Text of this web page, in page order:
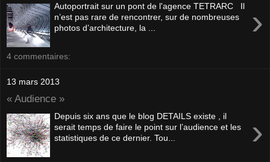
›
Autoportrait sur un pont de l'agence TETRARC Il
n’est pas rare de rencontrer, sur de nombreuses
photos d’architecture, la ...
4 commentaires:
13 mars 2013
« Audience »
›
Depuis six ans que le blog DETAILS existe , il
serait temps de faire le point sur l’audience et les
statistiques de ce dernier. Tou...